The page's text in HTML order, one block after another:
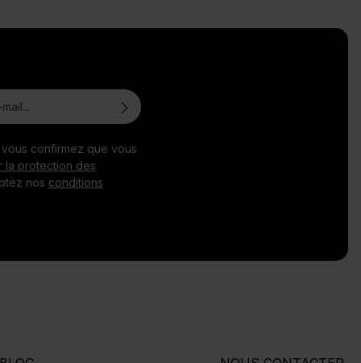
confirmez que vous
la protection des
nos conditions